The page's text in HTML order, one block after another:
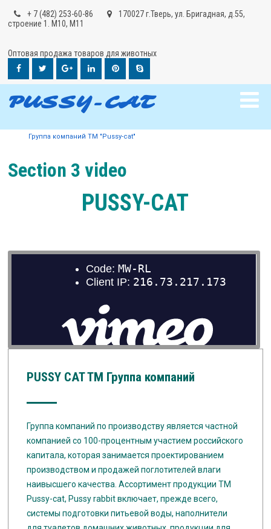
+ 7 (482) 253-60-86
170027 г.Тверь, ул. Бригадная, д.55,
строение 1. М10, М11
Оптовая продажа товаров для животных
PUSSY-CAT
Группа компаний ТМ "Pussy-cat"
Section 3 video
PUSSY-CAT
PUSSY CAT TM Группа компаний
Группа компаний по производству является частной
компанией со 100-процентным участием российского
капитала, которая занимается проектированием
производством и продажей поглотителей влаги
наивысшего качества. Ассортимент продукции ТМ
Pussy-cat, Pussy rabbit включает, прежде всего,
системы подготовки питьевой воды, наполнители